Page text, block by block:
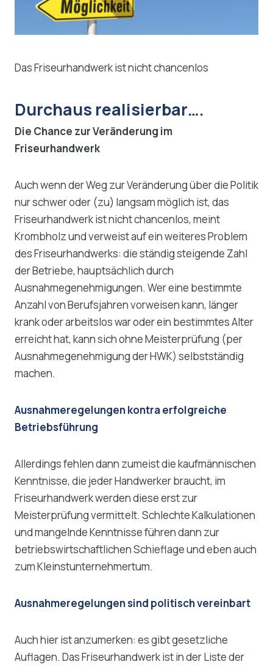
Das Friseurhandwerk ist nicht chancenlos
Durchaus realisierbar….
Die Chance zur Veränderung im
Friseurhandwerk
Auch wenn der Weg zur Veränderung über die Politik
nur schwer oder (zu) langsam möglich ist, das
Friseurhandwerk ist nicht chancenlos, meint
Krombholz und verweist auf ein weiteres Problem
des Friseurhandwerks: die ständig steigende Zahl
der Betriebe, hauptsächlich durch
Ausnahmegenehmigungen. Wer eine bestimmte
Anzahl von Berufsjahren vorweisen kann, länger
krank oder arbeitslos war oder ein bestimmtes Alter
erreicht hat, kann sich ohne Meisterprüfung (per
Ausnahmegenehmigung der HWK) selbstständig
machen.
Ausnahmeregelungen kontra erfolgreiche
Betriebsführung
Allerdings fehlen dann zumeist die kaufmännischen
Kenntnisse, die jeder Handwerker braucht, im
Friseurhandwerk werden diese erst zur
Meisterprüfung vermittelt. Schlechte Kalkulationen
und mangelnde Kenntnisse führen dann zur
betriebswirtschaftlichen Schieflage und eben auch
zum Kleinstunternehmertum.
Ausnahmeregelungen sind politisch vereinbart
Auch hier ist anzumerken: es gibt gesetzliche
Auflagen. Das Friseurhandwerk ist in der Liste der